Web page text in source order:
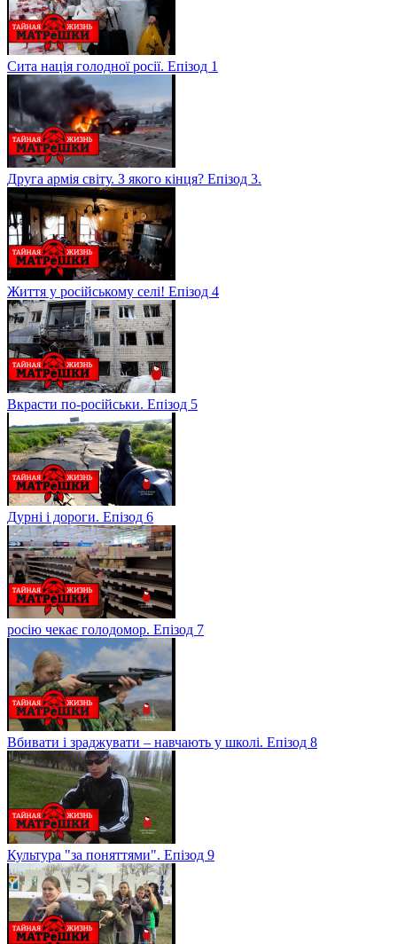
Сита нація голодної росії. Епізод 1
Друга армія світу. З якого кінця? Епізод 3.
Життя у російському селі! Епізод 4
Вкрасти по-російськи. Епізод 5
Дурні і дороги. Епізод 6
росію чекає голодомор. Епізод 7
Вбивати і зраджувати – навчають у школі. Епізод 8
Культура "за поняттями". Епізод 9